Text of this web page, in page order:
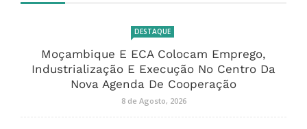
DESTAQUE
Moçambique E ECA Colocam Emprego,
Industrialização E Execução No Centro Da
Nova Agenda De Cooperação
8 de Agosto, 2026